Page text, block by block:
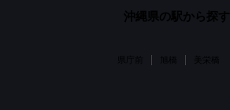
沖縄県 の駅から探す
県庁前 旭橋 美栄橋